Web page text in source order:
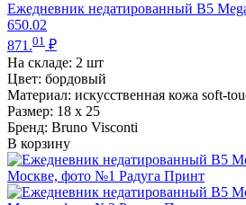
Ежедневник недатированный B5
650.02
871.01 ₽
На складе: 2 шт
Цвет: бордовый
Материал: искусственная кожа soft-
Размер: 18 х 25
Бренд: Bruno Visconti
В корзину